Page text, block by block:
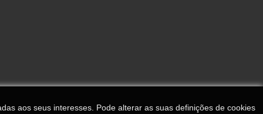
aos seus interesses. Pode alterar as suas definições de cookies